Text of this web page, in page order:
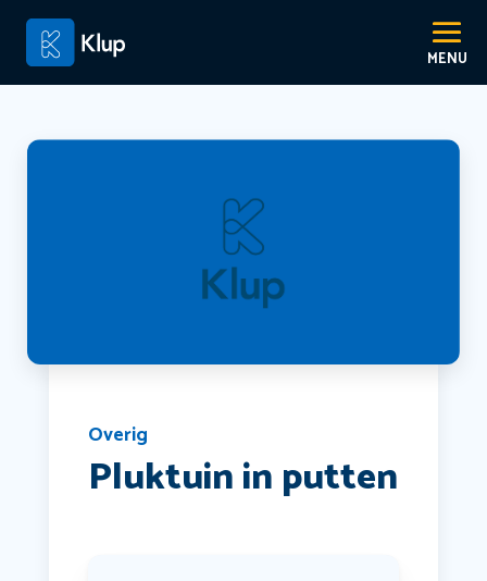
Overig
Pluktuin in putten